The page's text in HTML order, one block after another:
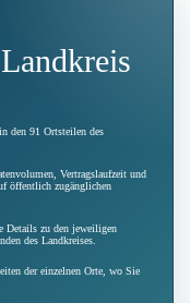
den 91 Ortsteilen des
Vertragslaufzeit und
öffentlich zugänglichen
Details zu den jeweiligen
des Landkreises.
der einzelnen Orte, wo Sie